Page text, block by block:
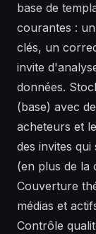
base de
courantes :
clés, un
invite
données.
(base) avec
acheteurs et
des invites
(en plus de la
Couverture
médias et
Contrôle